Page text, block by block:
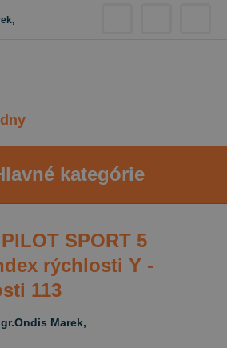
kategórie
SPORT 5
rýchlosti Y -
113
Marek,